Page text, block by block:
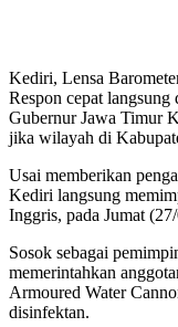
Kediri, Lensa
Respon cepat
Gubernur Jawa Timur
jika wilayah di
Usai memberikan
Kediri langsung
Inggris, pada Jumat
Sosok sebagai
memerintahkan
Armoured Water
disinfektan.